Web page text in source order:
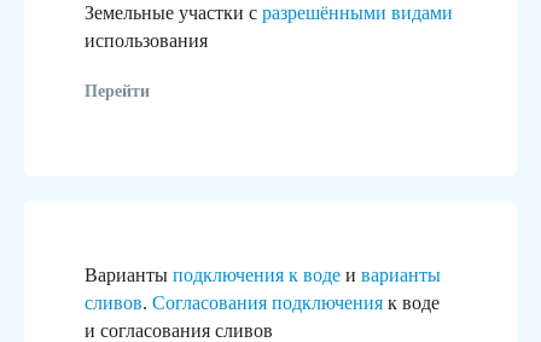
Земельные участки с разрешёнными видами
использования
Перейти
Варианты подключения к воде и варианты
сливов. Согласования подключения к воде
и согласования сливов
за каждым из них стоит реальный
реализованный проект